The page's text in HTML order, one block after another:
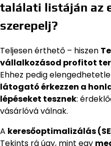
találati listáján az
szerepelj?
Teljesen érthető – hiszen
vállalkozásod profitot
Ehhez pedig
látogató érkezzen a
lépéseket tesznek:
vásárlóvá válnak.
A keresőoptimalizálás
Tekints rá úgy, mint egy